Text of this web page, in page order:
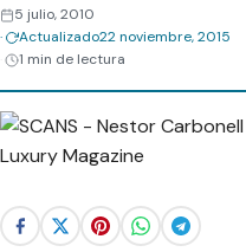
Videos
5 julio, 2010
Actualizado22 noviembre, 2015
1 min de lectura